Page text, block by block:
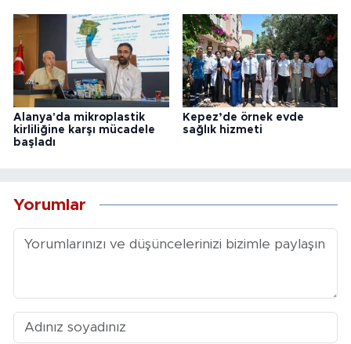
Alanya'da mikroplastik
kirliliğine karşı mücadele
başladı
Kepez’de örnek evde
sağlık hizmeti
Yorumlar